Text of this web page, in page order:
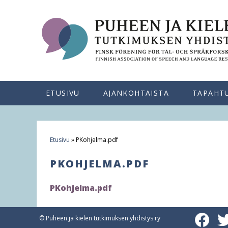
o
u
r
Etusivu »PKohjelma.pdf
PKOHJELMA.PDF
PKohjelma.pdf
ETUSIVU AJANKOHTAISTA
© Puheen ja kielen tutkimuksen yhdistys ry